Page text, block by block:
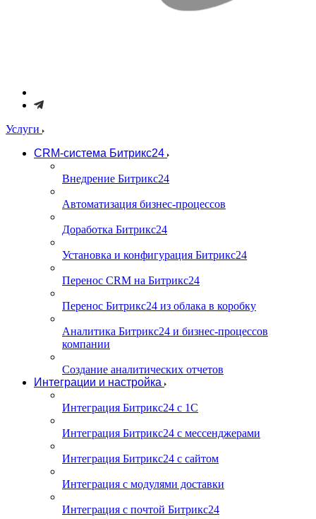
Услуги
CRM-система Битрикс24
Внедрение Битрикс24
Автоматизация бизнес-процессов
Доработка Битрикс24
Установка и конфигурация Битрикс24
Перенос CRM на Битрикс24
Перенос Битрикс24 из облака в коробку
Аналитика Битрикс24 и бизнес-процессов
компании
Создание аналитических отчетов
Интеграции и настройка
Интеграция Битрикс24 с 1С
Интеграция Битрикс24 с мессенджерами
Интеграция Битрикс24 с сайтом
Интеграция с модулями доставки
Интеграция с почтой Битрикс24